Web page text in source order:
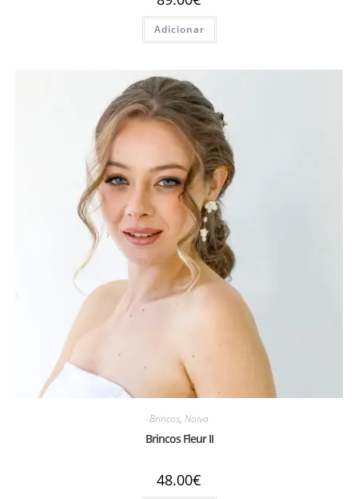
Adicionar
Brincos, Noiva
Brincos Fleur II
48.00€